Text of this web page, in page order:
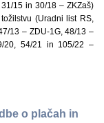
15 in 30/18 – ZKZaš)
(Uradni list RS,
13 – ZDU-1G, 48/13 –
20, 54/21 in 105/22 –
o plačah in